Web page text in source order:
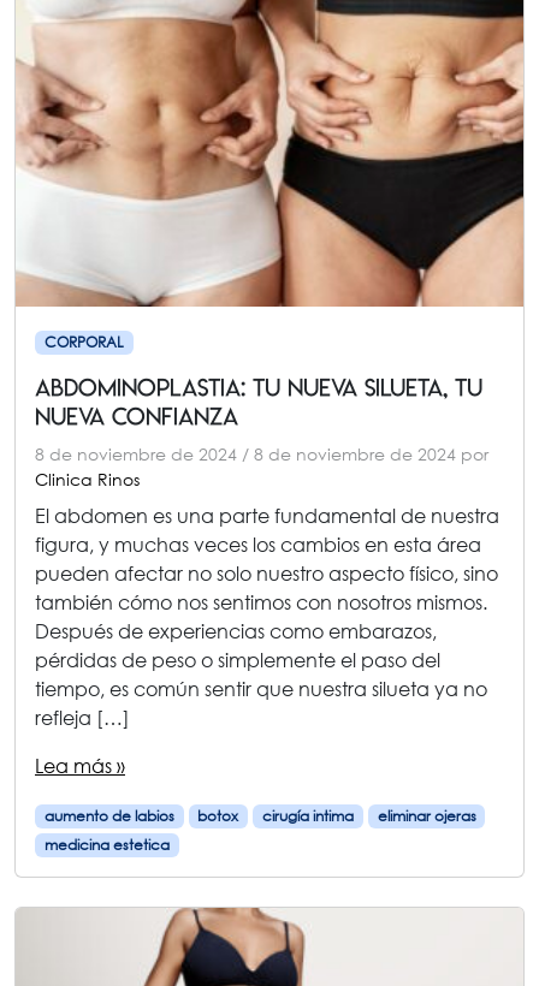
CORPORAL
Abdominoplastia: Tu Nueva Silueta, Tu
Nueva Confianza
8 de noviembre de 2024 / 8 de noviembre de 2024 por
Clinica Rinos
El abdomen es una parte fundamental de nuestra
figura, y muchas veces los cambios en esta área
pueden afectar no solo nuestro aspecto físico, sino
también cómo nos sentimos con nosotros mismos.
Después de experiencias como embarazos,
pérdidas de peso o simplemente el paso del
tiempo, es común sentir que nuestra silueta ya no
refleja […]
Lea más »
aumento de labios botox cirugía intima
eliminar ojeras
medicina estetica